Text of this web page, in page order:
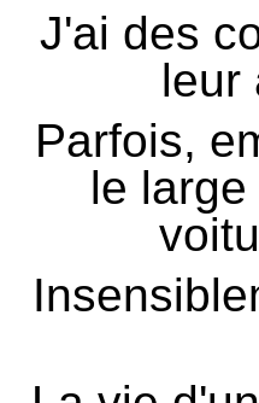
J'ai des
leur
Parfois,
le